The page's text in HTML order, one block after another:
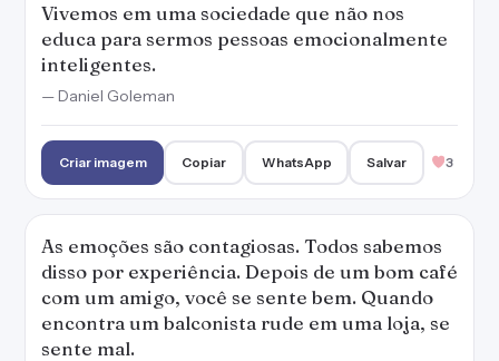
Vivemos em uma sociedade que não nos
educa para sermos pessoas emocionalmente
inteligentes.
— Daniel Goleman
Criar imagem Copiar WhatsApp Salvar 3
As emoções são contagiosas. Todos sabemos
disso por experiência. Depois de um bom café
com um amigo, você se sente bem. Quando
encontra um balconista rude em uma loja, se
sente mal.